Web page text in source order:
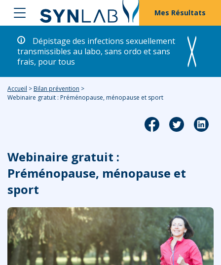
Mes Résultats
Dépistage des infections sexuellement
transmissibles au labo, sans ordo et sans
frais, pour tous
Accueil > Bilan prévention >
Webinaire gratuit : Préménopause, ménopause et sport
Webinaire gratuit :
Préménopause, ménopause et
sport